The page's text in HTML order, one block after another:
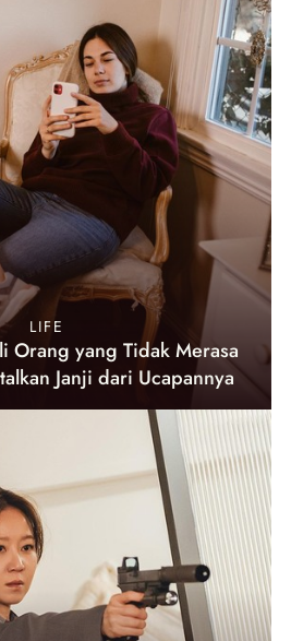
LIFE
Orang yang Tidak Merasa
Janji dari Ucapannya